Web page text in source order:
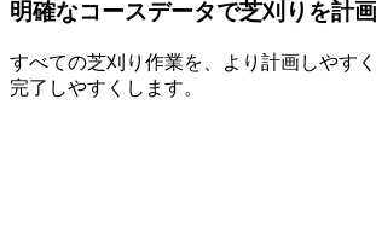
明確なコースデータで芝刈りを計画
すべての芝刈り作業を、より計画しやす
完了しやすくします。